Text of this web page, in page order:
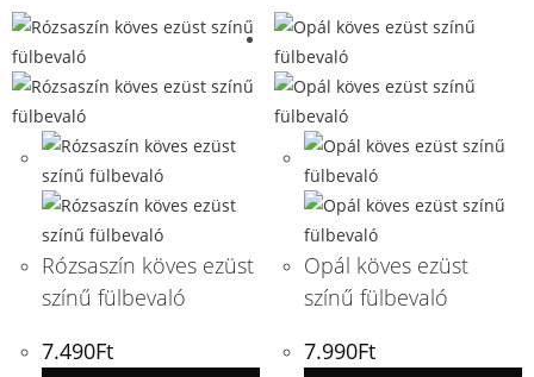
Rózsaszín köves ezüst
színű fülbevaló
7.490Ft
Opál köves ezüst
színű fülbevaló
7.990Ft